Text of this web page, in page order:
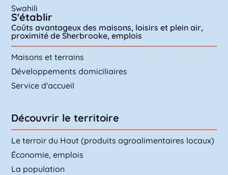
Swahili
S'établir
Coûts avantageux des maisons, loisirs et plein air,
proximité de Sherbrooke, emplois
Maisons et terrains
Développements domiciliaires
Service d'accueil
Découvrir le territoire
Le terroir du Haut (produits agroalimentaires locaux)
Économie, emplois
La population